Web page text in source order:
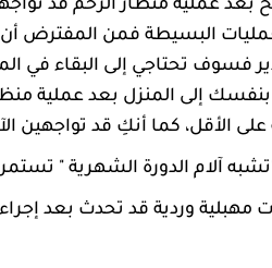
بعد عملية منظار الرحم قد
البسيطة فمن المفترض أن
فسوف تحتاجي إلى البقاء في
إلى المنزل بعد عملية
آلام الدورة الشهرية "
مهبلية وردية قد تحدث بعد